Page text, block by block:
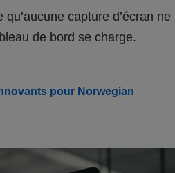
capture d’écran ne
de bord se charge.
pour Norwegian